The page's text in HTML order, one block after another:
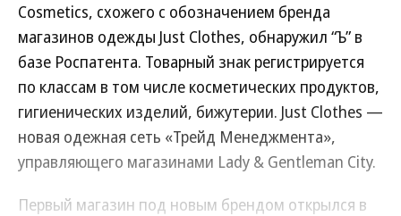
Cosmetics, схожего с обозначением бренда
магазинов одежды Just Clothes, обнаружил “Ъ” в
базе Роспатента. Товарный знак регистрируется
по классам в том числе косметических продуктов,
гигиенических изделий, бижутерии. Just Clothes —
новая одежная сеть «Трейд Менеджмента»,
управляющего магазинами Lady & Gentleman City.
Первый магазин под новым брендом открылся в